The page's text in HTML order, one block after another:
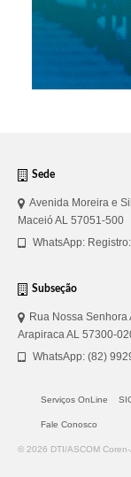
Sede
Avenida Moreira e
Maceió AL 57051-500
WhatsApp:
Subseção
Rua Nossa Senhora
Arapiraca AL 57300-
WhatsApp: (82)
Serviços OnLine
Fale Conosco
© 2026 DTI/ASCOM Coren-